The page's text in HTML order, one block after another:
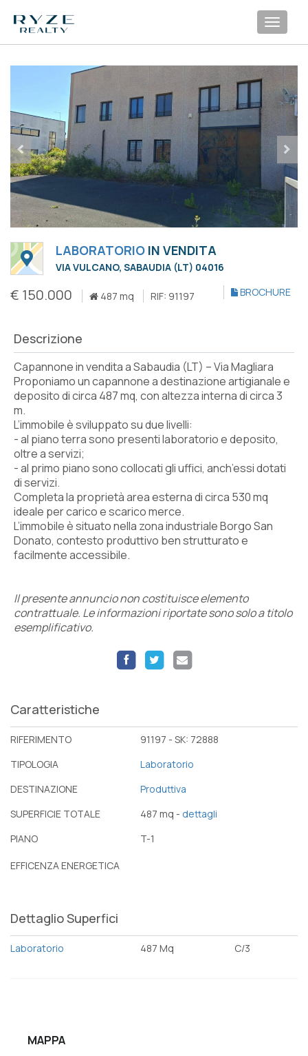
LABORATORIO IN VENDITA
VIA VULCANO, SABAUDIA (LT) 04016
€ 150.000 487 mq RIF: 91197 BROCHURE
Descrizione
Capannone in vendita a Sabaudia (LT) – Via Magliara
Proponiamo un capannone a destinazione artigianale e
deposito di circa 487 mq, con altezza interna di circa 3
m.
L’immobile è sviluppato su due livelli:
- al piano terra sono presenti laboratorio e deposito,
oltre a servizi;
- al primo piano sono collocati gli uffici, anch’essi dotati
di servizi.
Completa la proprietà area esterna di circa 530 mq
ideale per carico e scarico merce.
L’immobile è situato nella zona industriale Borgo San
Donato, contesto produttivo ben strutturato e
facilmente accessibile.
Il presente annuncio non costituisce elemento
contrattuale. Le informazioni riportate sono solo a titolo
esemplificativo.
Caratteristiche
RIFERIMENTO
91197 - SK: 72888
TIPOLOGIA
Laboratorio
DESTINAZIONE
Produttiva
SUPERFICIE TOTALE
487 mq - dettagli
PIANO
T-1
EFFICENZA ENERGETICA
Dettaglio Superfici
Laboratorio 487 Mq C/3
MAPPA